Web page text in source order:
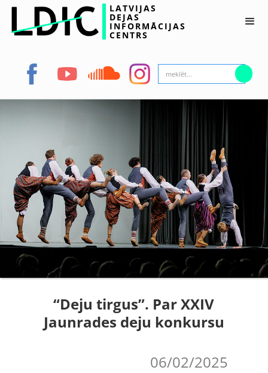
LATVIJAS
DEJAS
INFORMĀCIJAS
CENTRS
“Deju tirgus”. Par XXIV
Jaunrades deju konkursu
06/02/2025